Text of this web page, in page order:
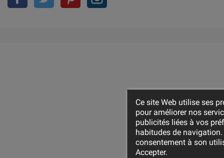
Ce site Web utilise ses
pour améliorer nos
publicités liées à vos
habitudes de
consentement à son
Accepter.